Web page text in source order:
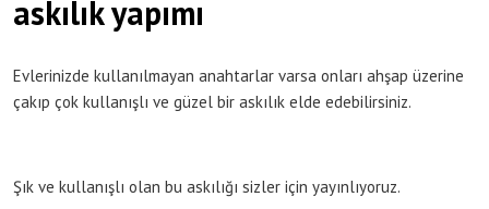
askılık yapımı
Evlerinizde kullanılmayan anahtarlar varsa onları ahşap üzerine
çakıp çok kullanışlı ve güzel bir askılık elde edebilirsiniz.
Şık ve kullanışlı olan bu askılığı sizler için yayınlıyoruz.